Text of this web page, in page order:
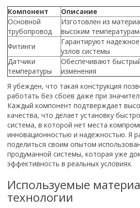
Компонент
Описание
Основной
трубопровод
Изготовлен из
высоким температурам
Фитинги
Гарантируют
узлов системы
Датчики
температуры
Обеспечивают
изменения
Я убежден, что такая конструкция
работать без сбоев даже при
Каждый компонент подтверждает
качества, что делает установку
система, в которой нет места
инновационностью и надежностью. Я
поделиться своим опытом
продуманной системы, которая уже
эффективность в реальных условиях.
Используемые
технологии